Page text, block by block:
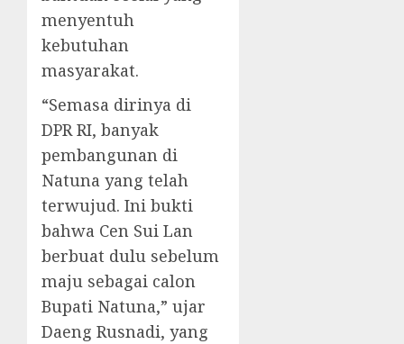
menyentuh
kebutuhan
masyarakat.
“Semasa dirinya di
DPR RI, banyak
pembangunan di
Natuna yang telah
terwujud. Ini bukti
bahwa Cen Sui Lan
berbuat dulu sebelum
maju sebagai calon
Bupati Natuna,” ujar
Daeng Rusnadi, yang